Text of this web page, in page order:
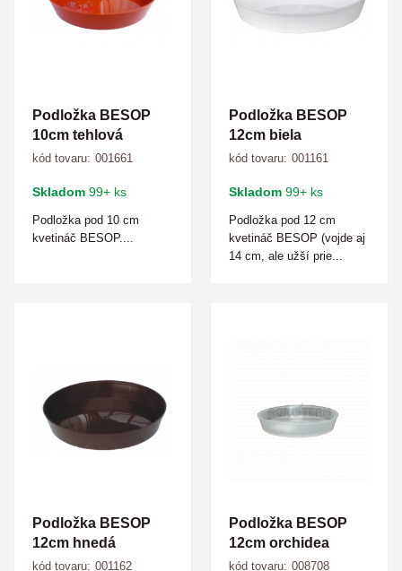
Podložka BESOP
10cm tehlová
kód tovaru: 001661
Skladom 99+ ks
Podložka pod 10 cm
kvetináč BESOP....
Podložka BESOP
12cm biela
kód tovaru: 001161
Skladom 99+ ks
Podložka pod 12 cm
kvetináč BESOP (vojde aj
14 cm, ale užší prie...
Podložka BESOP
12cm hnedá
kód tovaru: 001162
Podložka BESOP
12cm orchidea
kód tovaru: 008708